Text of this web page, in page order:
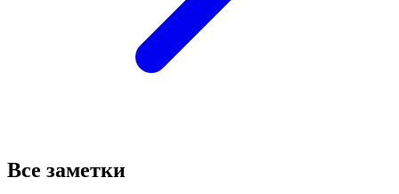
Все заметки